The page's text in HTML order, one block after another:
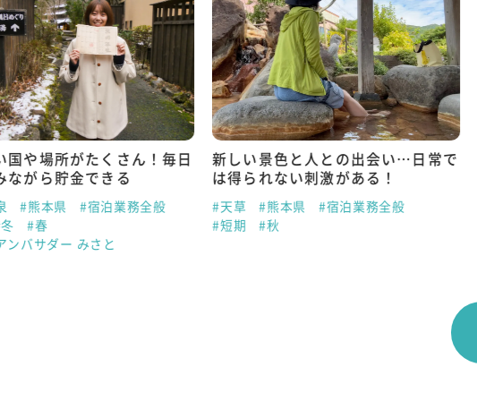
国や場所がたくさん！毎日
ながら貯金できる
#熊本県
#宿泊業務全般
#春
ンバサダー みさと
新しい景色と人との出会い…日常で
は得られない刺激がある！
#天草 #熊本県
#宿泊業務全般
#短期
#秋